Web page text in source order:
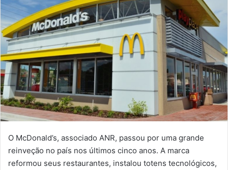
O McDonald’s, associado ANR, passou por uma grande
reinveção no país nos últimos cinco anos. A marca
reformou seus restaurantes, instalou totens tecnológicos,